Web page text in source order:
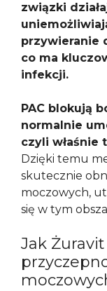
związki
przywieranie
co ma
infekcji.
PAC blokują
normalnie
czyli właśnie
Dzięki temu
skutecznie
moczowych,
się w tym
Jak